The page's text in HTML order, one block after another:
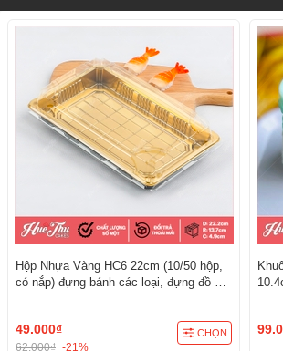
Hộp Nhựa Vàng HC6 22cm (10/50 hộp,
có nắp) đựng bánh các loại, đựng đồ ăn
49.000₫
62.000₫ -21%
CHỌN